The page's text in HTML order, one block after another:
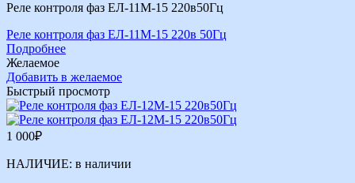
Реле контроля фаз ЕЛ-11М-15 220в50Гц
Реле контроля фаз ЕЛ-11М-15 220в 50Гц
Подробнее
Желаемое
Добавить в желаемое
Быстрый просмотр
1 000₽
НАЛИЧИЕ: в наличии